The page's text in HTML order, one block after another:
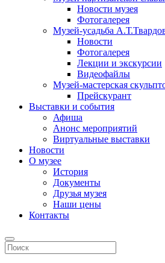
Новости музея
Фотогалерея
Музей-усадьба
Новости
Фотогалерея
Лекции и экскурсии
Видеофайлы
Музей-мастерская
Прейскурант
Выставки и события
Афиша
Анонс мероприятий
Виртуальные выставки
Новости
О музее
История
Документы
Друзья музея
Наши цены
Контакты